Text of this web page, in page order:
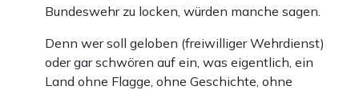
Bundeswehr zu locken, würden manche sagen.
Denn wer soll geloben (freiwilliger Wehrdienst)
oder gar schwören auf ein, was eigentlich, ein
Land ohne Flagge, ohne Geschichte, ohne